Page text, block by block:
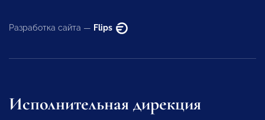
Разработка сайта — Flips
Исполнительная дирекция